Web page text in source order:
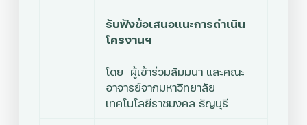
รับฟังข้อเสนอแนะการดำเนิน
โครงานฯ
โดย ผู้เข้าร่วมสัมมนา และคณะ
อาจารย์จากมหาวิทยาลัย
เทคโนโลยีราชมงคล ธัญบุรี